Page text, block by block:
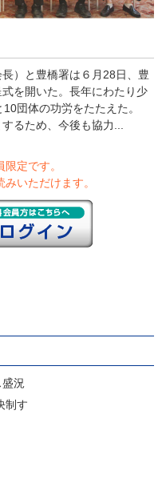
）と豊橋署は６月28日、豊
を開いた。長年にわたり少
10団体の功労をたたえた。
るため、今後も協力...
定です。
いただけます。
況
制す